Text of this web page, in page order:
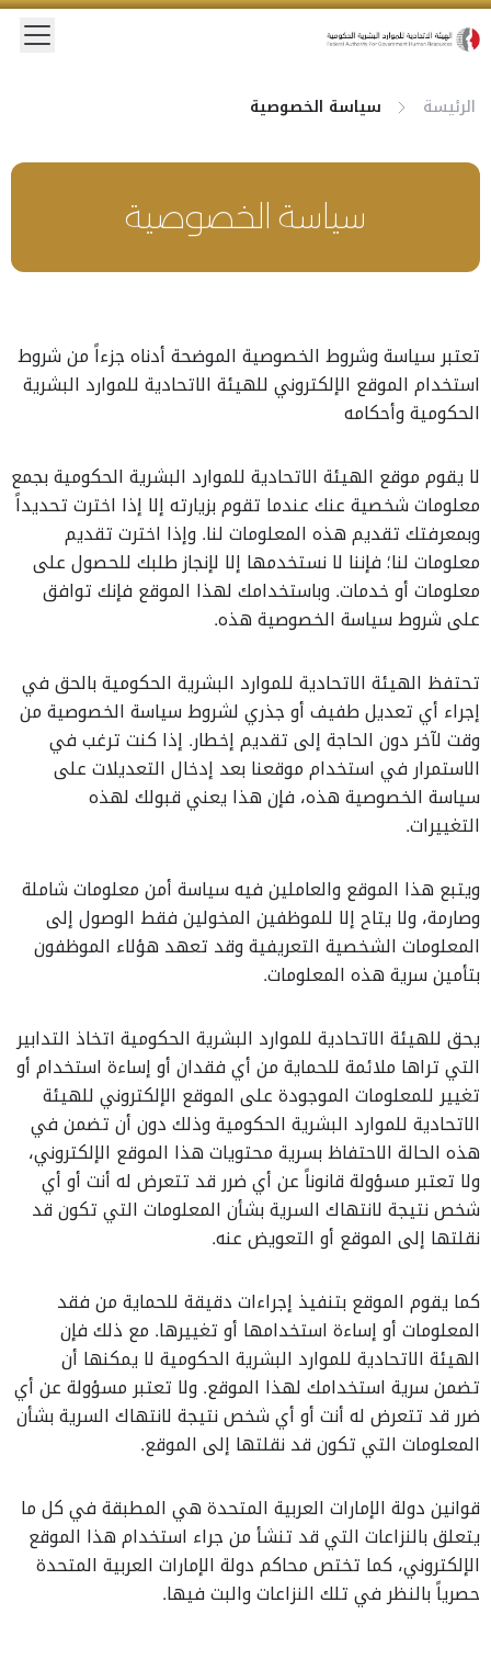
الرئيسة سياسة الخصوصية
سياسة الخصوصية
تعتبر سياسة وشروط الخصوصية الموضحة أدناه جزءاً من شروط
استخدام الموقع الإلكتروني للهيئة الاتحادية للموارد البشرية
الحكومية وأحكامه
لا يقوم موقع الهيئة الاتحادية للموارد البشرية الحكومية بجمع
معلومات شخصية عنك عندما تقوم بزيارته إلا إذا اخترت تحديداً
وبمعرفتك تقديم هذه المعلومات لنا. وإذا اخترت تقديم
معلومات لنا؛ فإننا لا نستخدمها إلا لإنجاز طلبك للحصول على
معلومات أو خدمات. وباستخدامك لهذا الموقع فإنك توافق
على شروط سياسة الخصوصية هذه.
تحتفظ الهيئة الاتحادية للموارد البشرية الحكومية بالحق في
إجراء أي تعديل طفيف أو جذري لشروط سياسة الخصوصية من
وقت لآخر دون الحاجة إلى تقديم إخطار. إذا كنت ترغب في
الاستمرار في استخدام موقعنا بعد إدخال التعديلات على
سياسة الخصوصية هذه، فإن هذا يعني قبولك لهذه
التغييرات.
ويتبع هذا الموقع والعاملين فيه سياسة أمن معلومات شاملة
وصارمة، ولا يتاح إلا للموظفين المخولين فقط الوصول إلى
المعلومات الشخصية التعريفية وقد تعهد هؤلاء الموظفون
بتأمين سرية هذه المعلومات.
يحق للهيئة الاتحادية للموارد البشرية الحكومية اتخاذ التدابير
التي تراها ملائمة للحماية من أي فقدان أو إساءة استخدام أو
تغيير للمعلومات الموجودة على الموقع الإلكتروني للهيئة
الاتحادية للموارد البشرية الحكومية وذلك دون أن تضمن في
هذه الحالة الاحتفاظ بسرية محتويات هذا الموقع الإلكتروني،
ولا تعتبر مسؤولة قانوناً عن أي ضرر قد تتعرض له أنت أو أي
شخص نتيجة لانتهاك السرية بشأن المعلومات التي تكون قد
نقلتها إلى الموقع أو التعويض عنه.
كما يقوم الموقع بتنفيذ إجراءات دقيقة للحماية من فقد
المعلومات أو إساءة استخدامها أو تغييرها. مع ذلك فإن
الهيئة الاتحادية للموارد البشرية الحكومية لا يمكنها أن
تضمن سرية استخدامك لهذا الموقع. ولا تعتبر مسؤولة عن أي
ضرر قد تتعرض له أنت أو أي شخص نتيجة لانتهاك السرية بشأن
المعلومات التي تكون قد نقلتها إلى الموقع.
قوانين دولة الإمارات العربية المتحدة هي المطبقة في كل ما
يتعلق بالنزاعات التي قد تنشأ من جراء استخدام هذا الموقع
الإلكتروني، كما تختص محاكم دولة الإمارات العربية المتحدة
حصرياً بالنظر في تلك النزاعات والبت فيها.